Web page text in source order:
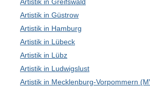
Artistik in Greifswald
Artistik in Güstrow
Artistik in Hamburg
Artistik in Lübeck
Artistik in Lübz
Artistik in Ludwigslust
Artistik in Mecklenburg-Vorpommern